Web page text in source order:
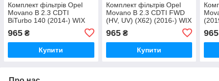
Комплект фільтрів Opel
Movano B 2.3 CDTI
BiTurbo 140 (2014-) WIX
965 ₴
Купити
Комплект фільтрів Opel
Movano B 2.3 CDTI FWD
(HV, UV) (X62) (2016-) WIX
965₴
Купити
965